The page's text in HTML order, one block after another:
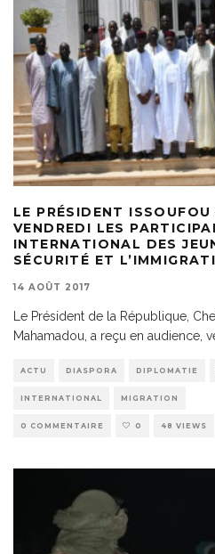
LE PRÉSIDENT
VENDREDI LES
INTERNATIONAL DES
SÉCURITÉ ET
14 AOÛT 2017
Le Président de la République,
Mahamadou, a reçu en audience,
ACTU DIASPORA DIPLOMATIE
INTERNATIONAL MIGRATION
0 COMMENTAIRE 0 48 VIEWS